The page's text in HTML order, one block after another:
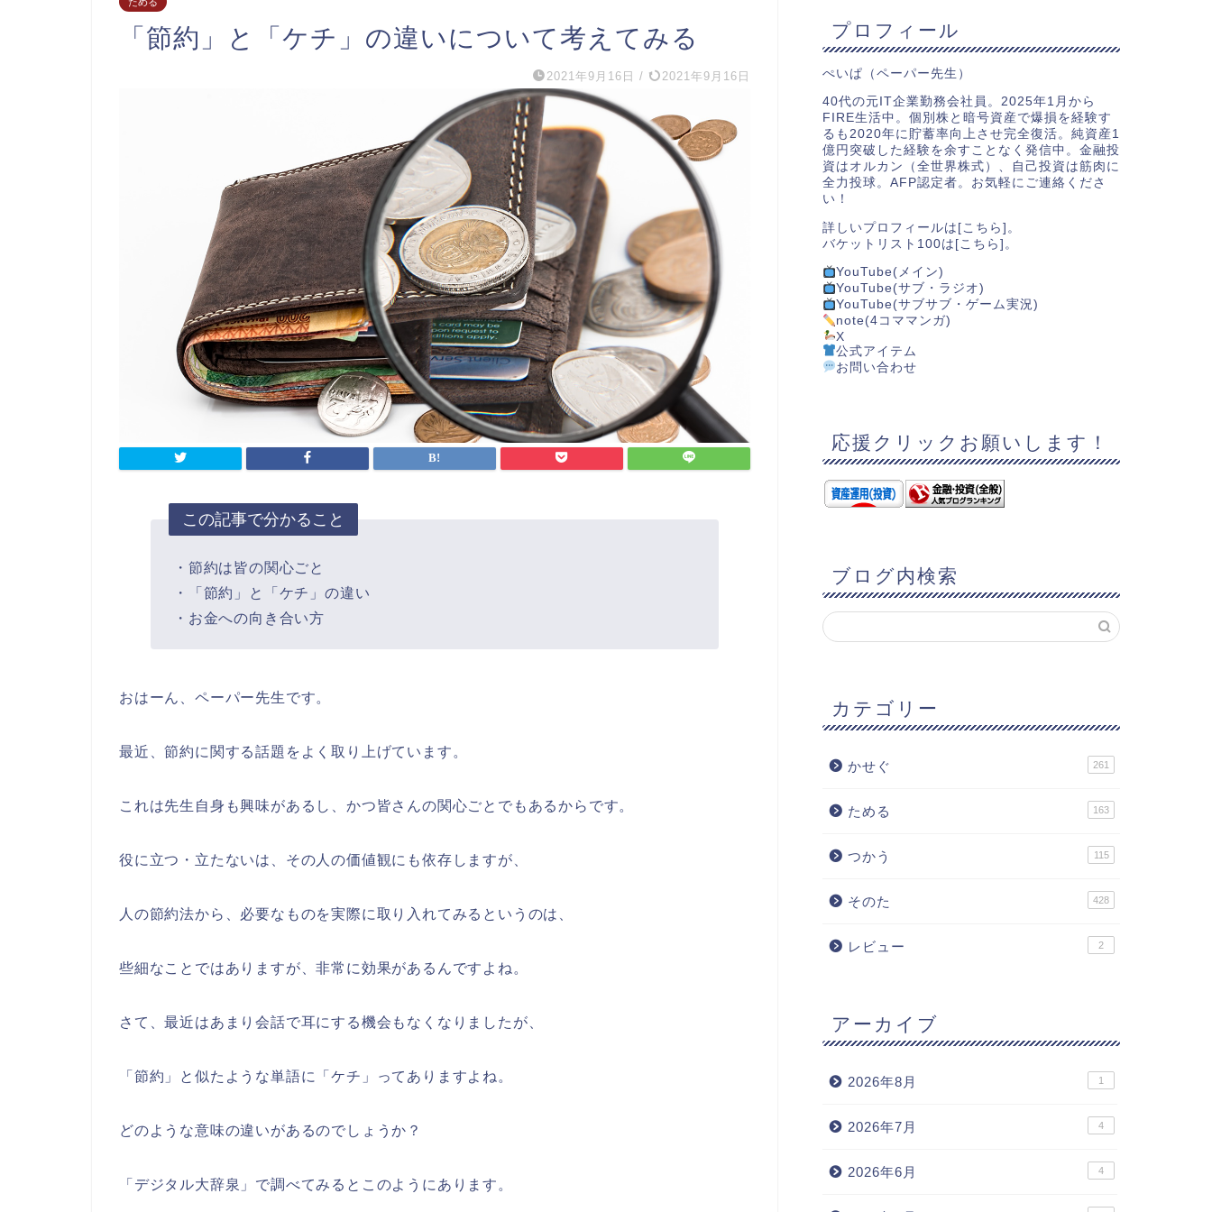
「節約」と「ケチ」の違いについて考えてみる
2021年9月16日 / 2021年9月16日
この記事で分かること
・節約は皆の関心ごと
・「節約」と「ケチ」の違い
・お金への向き合い方
おはーん、ペーパー先生です。
最近、節約に関する話題をよく取り上げています。
これは先生自身も興味があるし、かつ皆さんの関心ごとでもあるからです。
役に立つ・立たないは、その人の価値観にも依存しますが、
人の節約法から、必要なものを実際に取り入れてみるというのは、
些細なことではありますが、非常に効果があるんですよね。
さて、最近はあまり会話で耳にする機会もなくなりましたが、
「節約」と似たような単語に「ケチ」ってありますよね。
どのような意味の違いがあるのでしょうか？
「デジタル大辞泉」で調べてみるとこのようにあります。
プロフィール
ぺいぱ（ペーパー先生）
40代の元IT企業勤務会社員。2025年1月から
FIRE生活中。個別株と暗号資産で爆損を経験す
るも2020年に貯蓄率向上させ完全復活。純資産1
億円突破した経験を余すことなく発信中。金融投
資はオルカン（全世界株式）、自己投資は筋肉に
全力投球。AFP認定者。お気軽にご連絡くださ
い！
詳しいプロフィールは[ こちら ]。
バケットリスト100は[ こちら ]。
YouTube(メイン)
YouTube(サブ・ラジオ)
YouTube(サブサブ・ゲーム実況)
note(4コママンガ)
X
公式アイテム
お問い合わせ
応援クリックお願いします！
ブログ内検索
カテゴリー
かせぐ 261
ためる 163
つかう 115
そのた 428
レビュー 2
アーカイブ
2026年8月 1
2026年7月 4
2026年6月 4